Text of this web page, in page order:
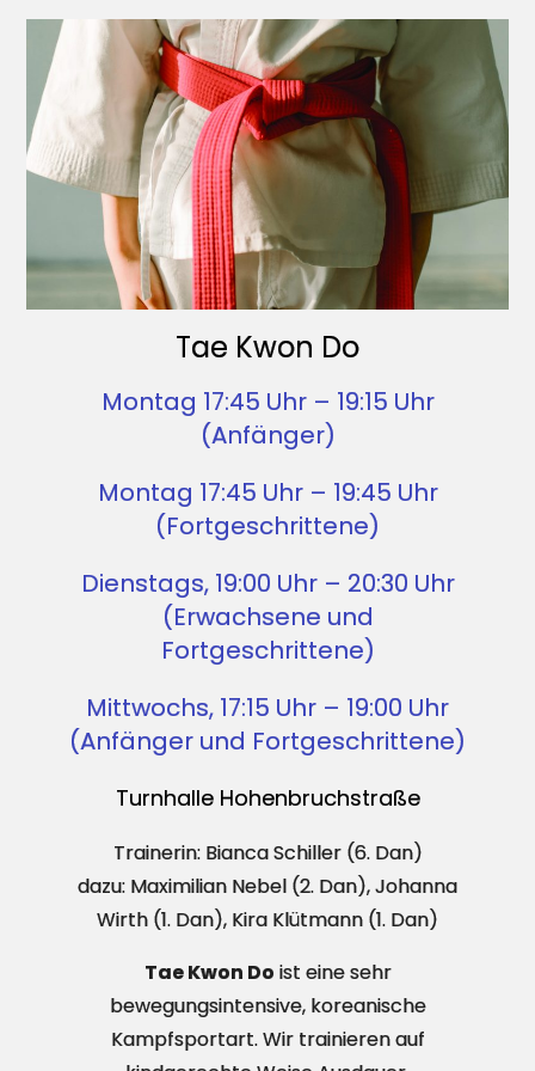
Tae Kwon Do
Montag 17:45 Uhr – 19:15 Uhr
(Anfänger)
Montag 17:45 Uhr – 19:45 Uhr
(Fortgeschrittene)
Dienstags, 19:00 Uhr – 20:30 Uhr
(Erwachsene und
Fortgeschrittene)
Mittwochs, 17:15 Uhr – 19:00 Uhr
(Anfänger und Fortgeschrittene)
Turnhalle Hohenbruchstraße
Trainerin: Bianca Schiller (6. Dan)
dazu: Maximilian Nebel (2. Dan), Johanna
Wirth (1. Dan), Kira Klütmann (1. Dan)
Tae Kwon Do ist eine sehr
bewegungsintensive, koreanische
Kampfsportart. Wir trainieren auf